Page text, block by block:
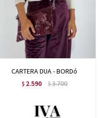
CARTERA DUA - BORDó
$ 2.590 $3.700